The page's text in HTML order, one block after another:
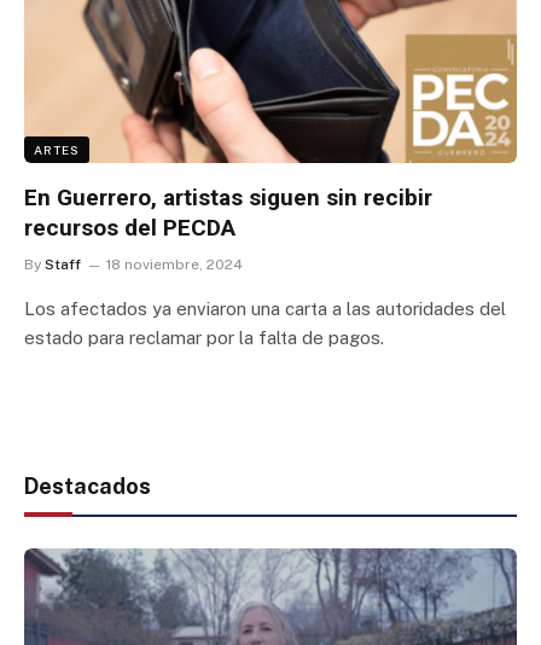
ARTES
En Guerrero, artistas siguen sin recibir
recursos del PECDA
By Staff 18 noviembre, 2024
Los afectados ya enviaron una carta a las autoridades del
estado para reclamar por la falta de pagos.
Destacados